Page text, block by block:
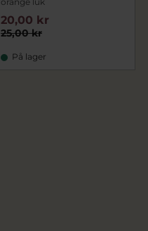
25,00 kr
20,00 kr
På lager